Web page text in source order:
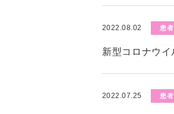
2022.08.02 患
新型コロナウ
2022.07.25 患